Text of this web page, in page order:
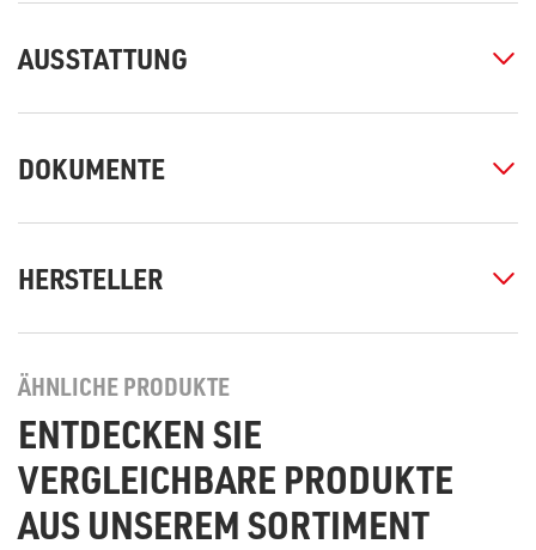
AUSSTATTUNG
DOKUMENTE
HERSTELLER
ÄHNLICHE PRODUKTE
ENTDECKEN SIE
VERGLEICHBARE PRODUKTE
AUS UNSEREM SORTIMENT